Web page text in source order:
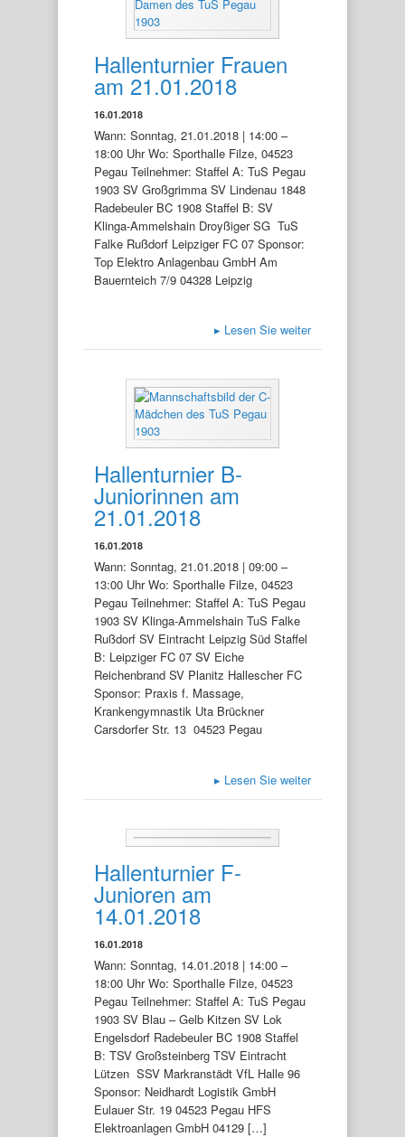
Hallenturnier Frauen
am 21.01.2018
16.01.2018
Wann: Sonntag, 21.01.2018 | 14:00 –
18:00 Uhr Wo: Sporthalle Filze, 04523
Pegau Teilnehmer: Staffel A: TuS Pegau
1903 SV Großgrimma SV Lindenau 1848
Radebeuler BC 1908 Staffel B: SV
Klinga-Ammelshain Droyßiger SG TuS
Falke Rußdorf Leipziger FC 07 Sponsor:
Top Elektro Anlagenbau GmbH Am
Bauernteich 7/9 04328 Leipzig
▸ Lesen Sie weiter
Hallenturnier B-
Juniorinnen am
21.01.2018
16.01.2018
Wann: Sonntag, 21.01.2018 | 09:00 –
13:00 Uhr Wo: Sporthalle Filze, 04523
Pegau Teilnehmer: Staffel A: TuS Pegau
1903 SV Klinga-Ammelshain TuS Falke
Rußdorf SV Eintracht Leipzig Süd Staffel
B: Leipziger FC 07 SV Eiche
Reichenbrand SV Planitz Hallescher FC
Sponsor: Praxis f. Massage,
Krankengymnastik Uta Brückner
Carsdorfer Str. 13 04523 Pegau
▸ Lesen Sie weiter
Hallenturnier F-
Junioren am
14.01.2018
16.01.2018
Wann: Sonntag, 14.01.2018 | 14:00 –
18:00 Uhr Wo: Sporthalle Filze, 04523
Pegau Teilnehmer: Staffel A: TuS Pegau
1903 SV Blau – Gelb Kitzen SV Lok
Engelsdorf Radebeuler BC 1908 Staffel
B: TSV Großsteinberg TSV Eintracht
Lützen SSV Markranstädt VfL Halle 96
Sponsor: Neidhardt Logistik GmbH
Eulauer Str. 19 04523 Pegau HFS
Elektroanlagen GmbH 04129 […]